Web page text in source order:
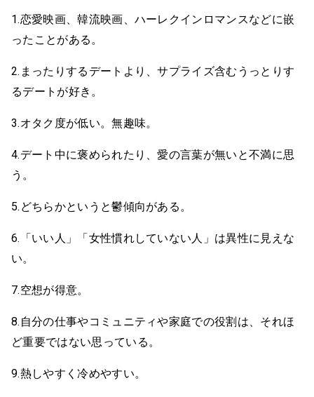
1.恋愛映画、韓流映画、ハーレクインロマンスなどに嵌
ったことがある。
2.まったりするデートより、サプライズ含むうっとりす
るデートが好き。
3.オタク度が低い。無趣味。
4.デート中に褒められたり、愛の言葉が無いと不満に思
う。
5.どちらかというと鬱傾向がある。
6.「いい人」「女性慣れしていない人」は異性に見えな
い。
7.空想が得意。
8.自分の仕事やコミュニティや家庭での役割は、それほ
ど重要ではない思っている。
9.熱しやすく冷めやすい。